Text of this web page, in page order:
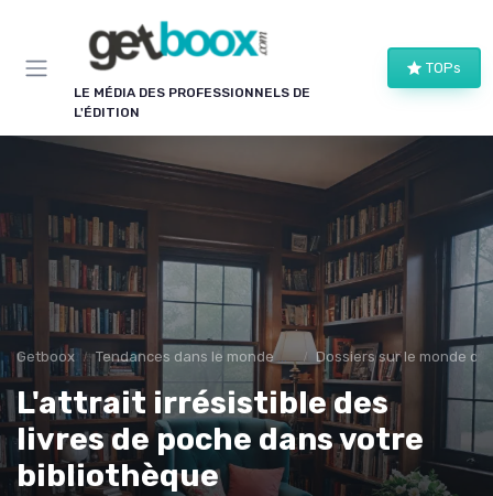
LE MÉDIA DES PROFESSIONNELS DE
L'ÉDITION
TOPs
Getboox Tendances dans le monde du livre Dossiers sur le monde de
L'attrait irrésistible des
livres de poche dans votre
bibliothèque